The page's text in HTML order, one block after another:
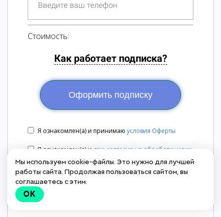
Стоимость:
Как работает подписка?
Оформить подписку
Я ознакомлен(а) и принимаю условия Оферты
Я ознакомлен(а) и даю согласие на обработку моих
персональных данных.
Даюсогласие на получение информационных
рассылок
рассылок в лк)
Мы используем cookie-файлы. Это нужно для лучшей
работы сайта. Продолжая пользоваться сайтом, вы
соглашаетесь с этим.
OK